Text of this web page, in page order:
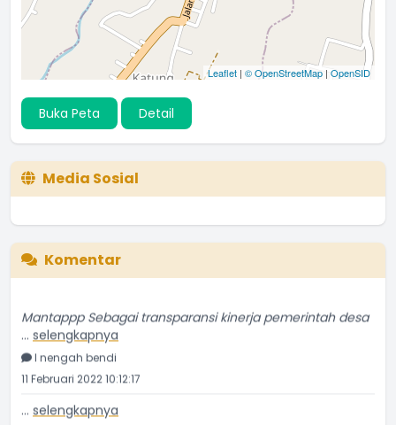
Leaflet | © OpenStreetMap | OpenSID
Buka Peta Detail
Media Sosial
Komentar
...selengkapnya
I nengah bendi
11 Februari 2022 10:12:17
Wayan randana